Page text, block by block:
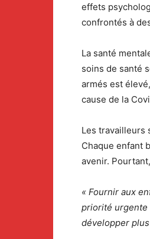
effets
confrontés à
La santé
soins de santé
armés est
cause de la
Les travailleurs
Chaque enfant
avenir.
« Fournir aux
priorité urgente
développer